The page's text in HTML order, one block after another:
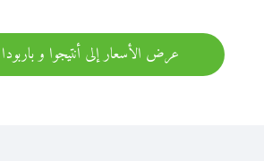
عرض الأسعار إلى أنتيجوا و باربودا